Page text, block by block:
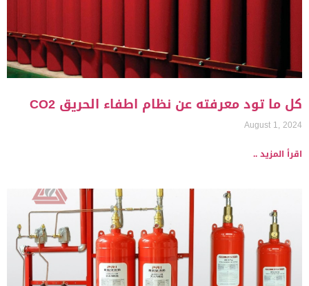
كل ما تود معرفته عن نظام اطفاء الحريق CO2
August 1, 2024
اقرأ المزيد ..